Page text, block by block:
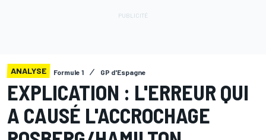
ANALYSE Formule 1 GP d'Espagne
EXPLICATION : L'ERREUR QUI
A CAUSÉ L'ACCROCHAGE